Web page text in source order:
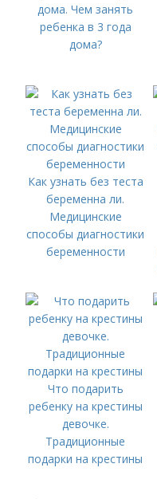
дома. Чем занять
ребенка в 3 года
дома?
Как узнать без теста
беременна ли.
Медицинские
способы диагностики
беременности
Что подарить
ребенку на крестины
девочке.
Традиционные
подарки на крестины